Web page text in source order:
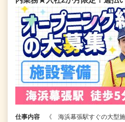
仕事内容
《 海浜幕張駅すぐの大型